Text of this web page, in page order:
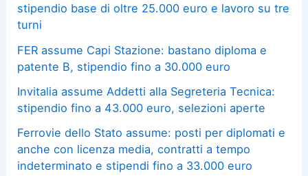
stipendio base di oltre 25.000 euro e lavoro su tre
turni
FER assume Capi Stazione: bastano diploma e
patente B, stipendio fino a 30.000 euro
Invitalia assume Addetti alla Segreteria Tecnica:
stipendio fino a 43.000 euro, selezioni aperte
Ferrovie dello Stato assume: posti per diplomati e
anche con licenza media, contratti a tempo
indeterminato e stipendi fino a 33.000 euro